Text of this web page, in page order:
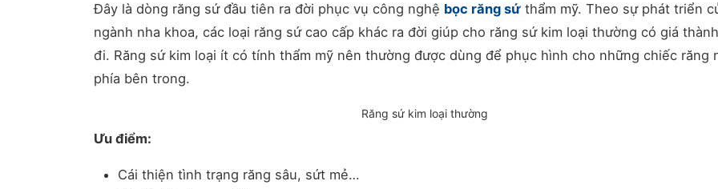
Đây là dòng răng sứ đầu tiên ra đời phục vụ công nghệ bọc răng sứ thẩm mỹ. Theo sự phát triển
ngành nha khoa, các loại răng sứ cao cấp khác ra đời giúp cho răng sứ kim loại thường có giá
đi. Răng sứ kim loại ít có tính thẩm mỹ nên thường được dùng để phục hình cho những chiếc răng
phía bên trong.
Răng sứ kim loại thường
Ưu điểm:
Cái thiện tình trạng răng sâu, sứt mẻ…